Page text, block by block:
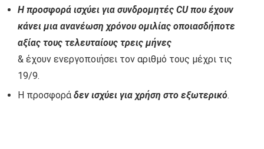
Η προσφορά ισχύει για συνδρομητές CU που έχουν
κάνει μια ανανέωση χρόνου ομιλίας οποιασδήποτε
αξίας τους τελευταίους τρεις μήνες
& έχουν ενεργοποιήσει τον αριθμό τους μέχρι τις
19/9.
Η προσφορά δεν ισχύει για χρήση στο εξωτερικό.